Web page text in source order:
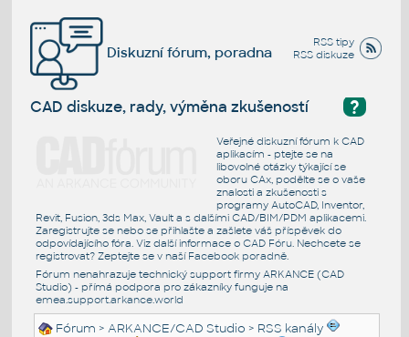
RSS tipy
RSS diskuze
Diskuzní fórum, poradna
?
CAD diskuze, rady, výměna zkušeností
Veřejné diskuzní fórum k CAD
aplikacím - ptejte se na
libovolné otázky týkající se
oboru CAx, podělte se o vaše
znalosti a zkušenosti s
programy AutoCAD, Inventor,
Revit, Fusion, 3ds Max, Vault a s dalšími CAD/BIM/PDM aplikacemi.
Zaregistrujte se nebo se přihlašte a zašlete váš příspěvek do
odpovídajícího fóra. Viz další informace o CAD Fóru. Nechcete se
registrovat? Zeptejte se v naší Facebook poradně.
Fórum nenahrazuje technický support firmy ARKANCE (CAD
Studio) - přímá podpora pro zákazníky funguje na
emea.support.arkance.world
Fórum >ARKANCE/CAD Studio > RSS kanály